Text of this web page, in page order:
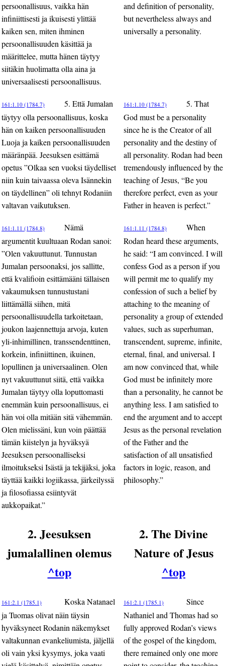
persoonallisuus, vaikka hän
infiniittisesti ja ikuisesti ylittää
kaiken sen, miten ihminen
persoonallisuuden käsittää ja
määrittelee, mutta hänen täytyy
siitäkin huolimatta olla aina ja
universaalisesti persoonallisuus.
and definition of personality,
but nevertheless always and
universally a personality.
161:1.10 (1784.7)
5. Että Jumalan
täytyy olla persoonallisuus, koska
hän on kaiken persoonallisuuden
Luoja ja kaiken persoonallisuuden
määränpää. Jeesuksen esittämä
opetus ”Olkaa sen vuoksi täydelliset
niin kuin taivaassa oleva Isännekin
on täydellinen” oli tehnyt Rodaniin
valtavan vaikutuksen.
161:1.10 (1784.7)
5. That
God must be a personality
since he is the Creator of all
personality and the destiny of
all personality. Rodan had been
tremendously influenced by the
teaching of Jesus, “Be you
therefore perfect, even as your
Father in heaven is perfect.”
161:1.11 (1784.8)
Nämä
argumentit kuultuaan Rodan sanoi:
”Olen vakuuttunut. Tunnustan
Jumalan persoonaksi, jos sallitte,
että kvalifioin esittämääni tällaisen
vakaumuksen tunnustustani
liittämällä siihen, mitä
persoonallisuudella tarkoitetaan,
joukon laajennettuja arvoja, kuten
yli-inhimillinen, transsendenttinen,
korkein, infiniittinen, ikuinen,
lopullinen ja universaalinen. Olen
nyt vakuuttunut siitä, että vaikka
Jumalan täytyy olla loputtomasti
enemmän kuin persoonallisuus, ei
hän voi olla mitään sitä vähemmän.
Olen mielissäni, kun voin päättää
tämän kiistelyn ja hyväksyä
Jeesuksen persoonalliseksi
ilmoitukseksi Isästä ja tekijäksi, joka
täyttää kaikki logiikassa, järkeilyssä
ja filosofiassa esiintyvät
aukkopaikat.”
161:1.11 (1784.8)
When
Rodan heard these arguments,
he said: “I am convinced. I will
confess God as a person if you
will permit me to qualify my
confession of such a belief by
attaching to the meaning of
personality a group of extended
values, such as superhuman,
transcendent, supreme, infinite,
eternal, final, and universal. I
am now convinced that, while
God must be infinitely more
than a personality, he cannot be
anything less. I am satisfied to
end the argument and to accept
Jesus as the personal revelation
of the Father and the
satisfaction of all unsatisfied
factors in logic, reason, and
philosophy.”
2. Jeesuksen
jumalallinen olemus
^top
2. The Divine
Nature of Jesus
^top
161:2.1 (1785.1)
Koska Natanael
ja Tuomas olivat näin täysin
hyväksyneet Rodanin näkemykset
valtakunnan evankeliumista, jäljellä
oli vain yksi kysymys, joka vaati
161:2.1 (1785.1)
Since
Nathaniel and Thomas had so
fully approved Rodan’s views
of the gospel of the kingdom,
there remained only one more